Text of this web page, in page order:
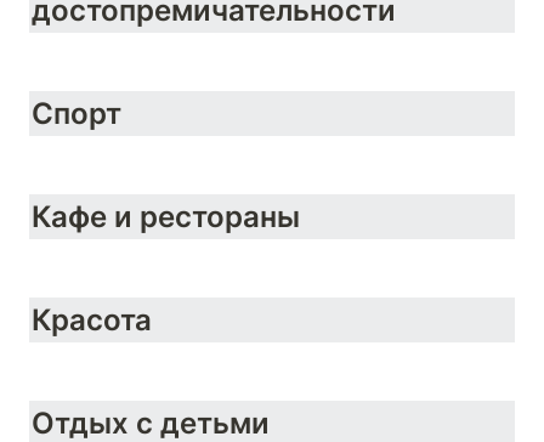
достопремичательности
Спорт
Кафе и рестораны
Красота
Отдых с детьми